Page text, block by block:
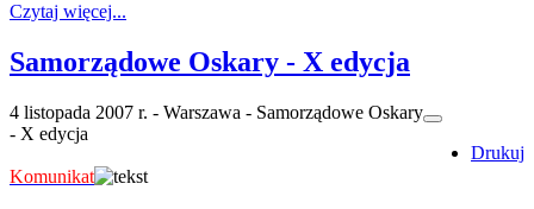
Czytaj więcej...
Samorządowe Oskary - X edycja
Drukuj
4 listopada 2007 r. - Warszawa - Samorządowe Oskary
- X edycja
Komunikat